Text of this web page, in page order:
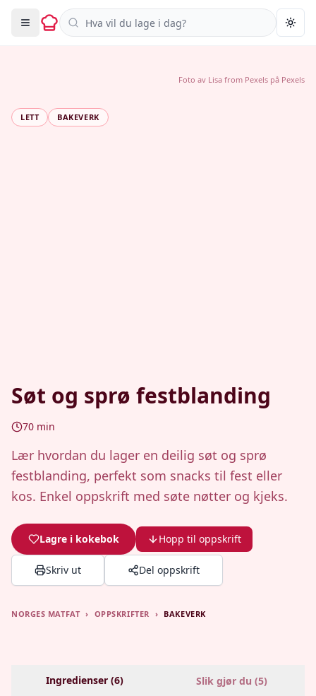
Søk i oppskrifter
LETT BAKEVERK
Søt og sprø festblanding
70 min
Lær hvordan du lager en deilig søt og sprø
festblanding, perfekt som snacks til fest eller
kos. Enkel oppskrift med søte nøtter og kjeks.
Lagre i kokebok Hopp til oppskrift
Skriv ut Del oppskrift
Foto av Lisa from Pexels på Pexels
NORGES MATFAT › OPPSKRIFTER › BAKEVERK
Ingredienser (6) Slik gjør du (5)